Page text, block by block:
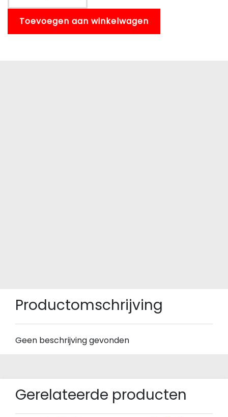
Toevoegen aan winkelwagen
Productomschrijving
Geen beschrijving gevonden
Gerelateerde producten